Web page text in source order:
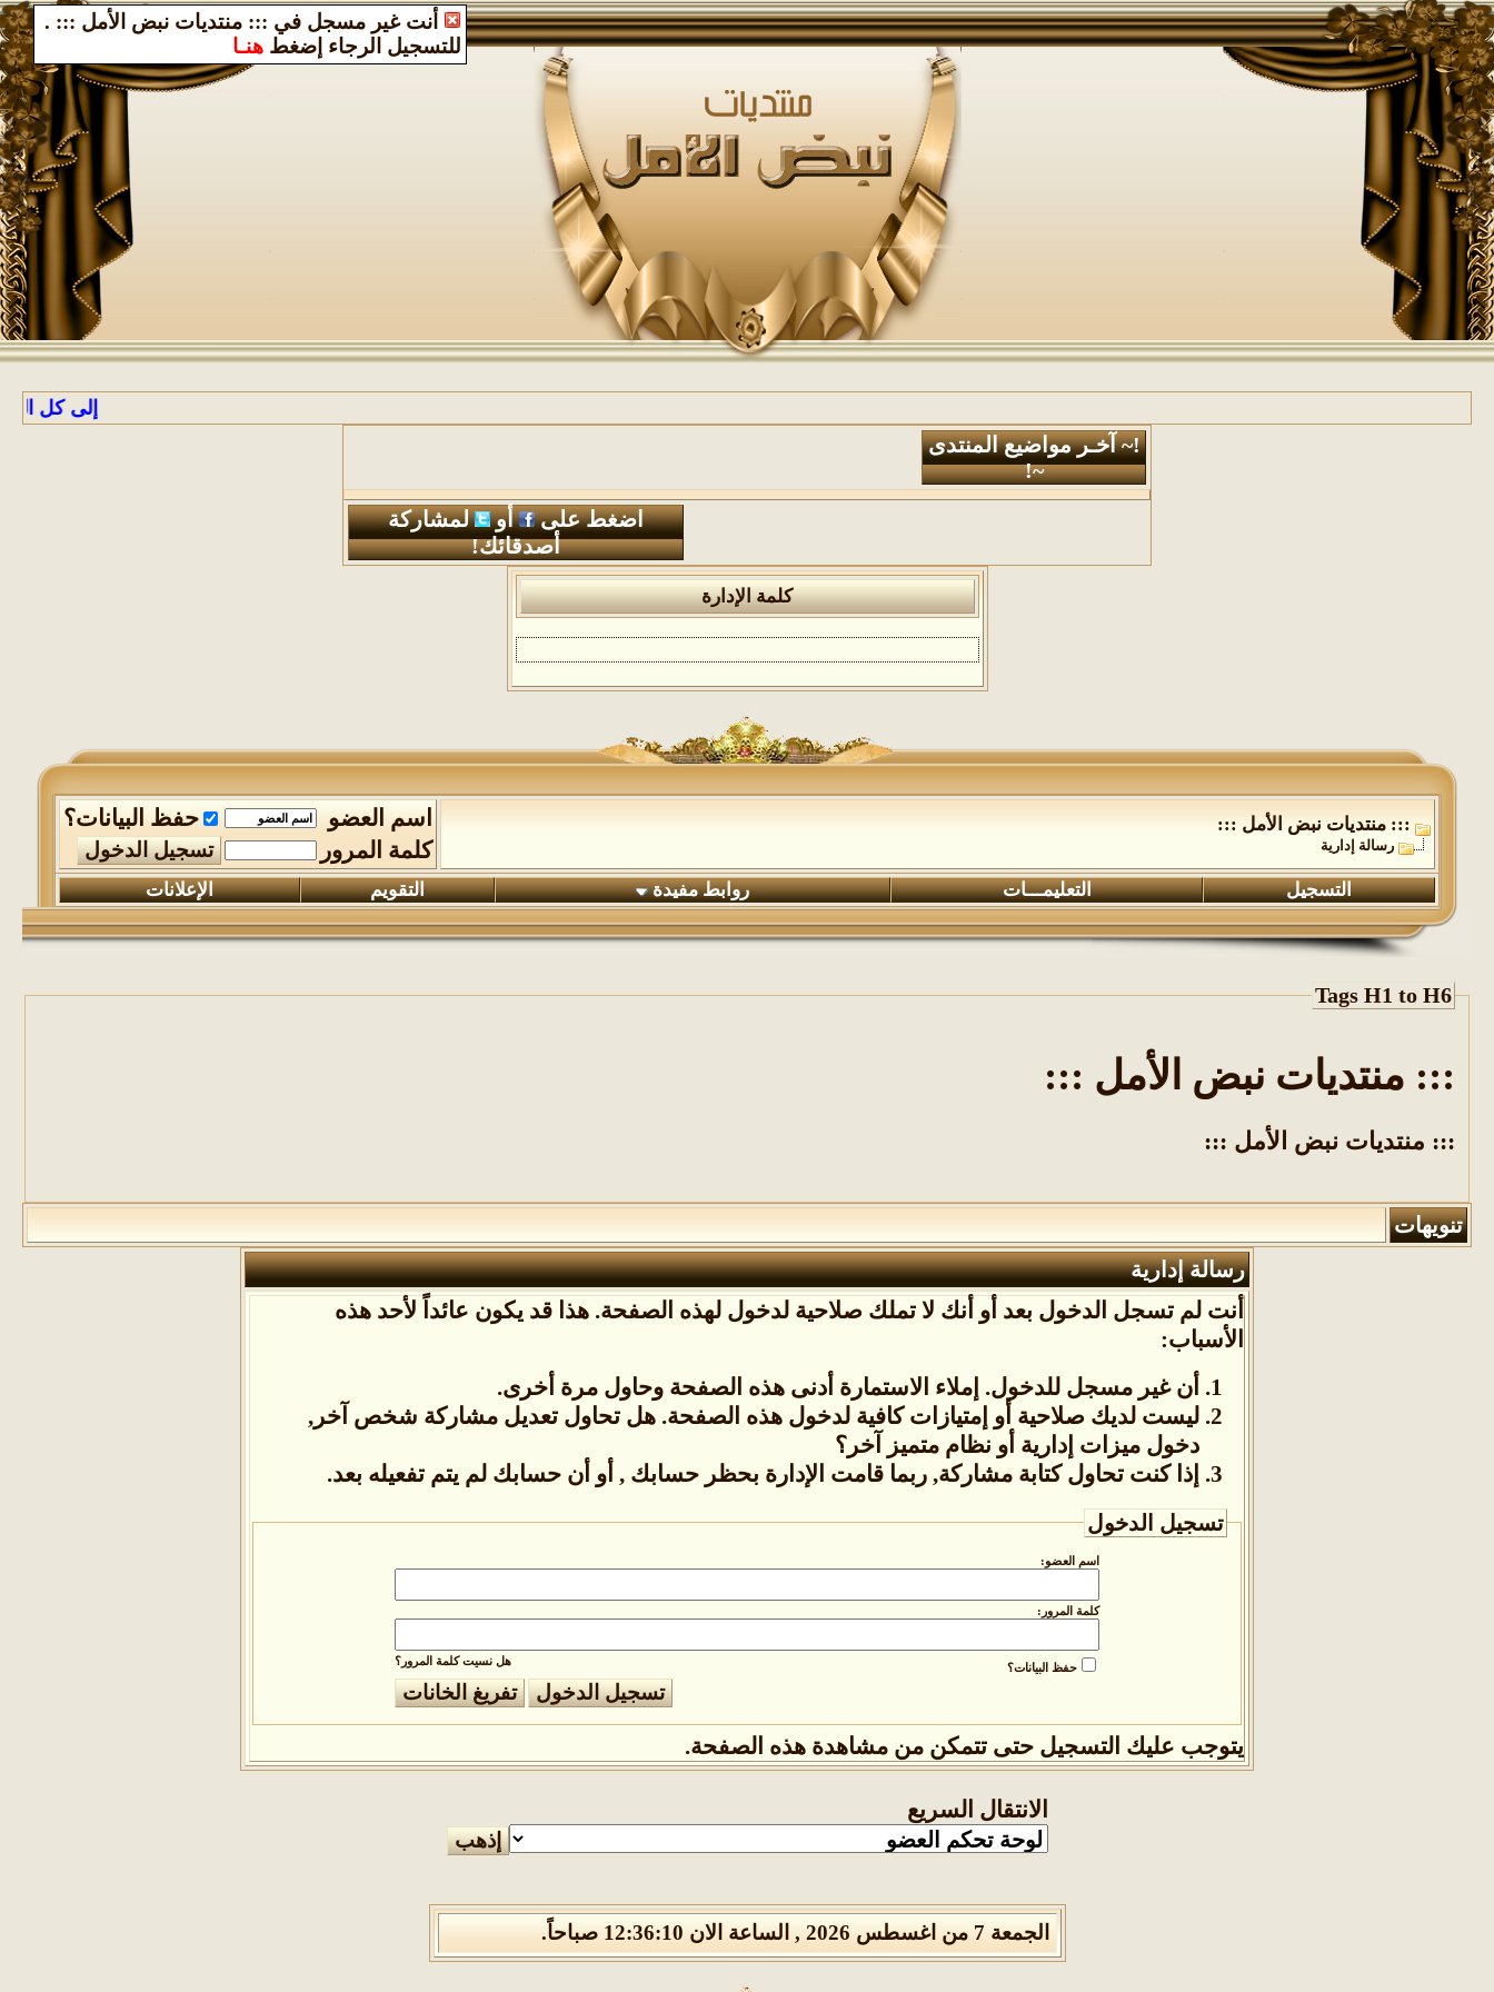
أنت غير مسجل في ::: منتديات نبض الأمل ::: .
للتسجيل الرجاء إضغط هنـا
إلى كل
!~ آخـر مواضيع المنتدى
~!
اضغط على
أو
لمشاركة
أصدقائك!
كلمة الإدارة
::: منتديات نبض الأمل :::
رسالة إدارية
اسم العضو
حفظ البيانات؟
كلمة المرور
التسجيل التعليمـــات روابط مفيدة التقويم الإعلانات
Tags H1 to H6
::: منتديات نبض الأمل :::
::: منتديات نبض الأمل :::
تنويهات
رسالة إدارية
أنت لم تسجل الدخول بعد أو أنك لا تملك صلاحية لدخول لهذه الصفحة. هذا قد يكون عائداً لأحد هذه
الأسباب:
أن غير مسجل للدخول. إملاء الاستمارة أدنى هذه الصفحة وحاول مرة أخرى.
ليست لديك صلاحية أو إمتيازات كافية لدخول هذه الصفحة. هل تحاول تعديل مشاركة شخص آخر,
دخول ميزات إدارية أو نظام متميز آخر؟
إذا كنت تحاول كتابة مشاركة, ربما قامت الإدارة بحظر حسابك , أو أن حسابك لم يتم تفعيله بعد.
تسجيل الدخول
اسم العضو:
كلمة المرور:
هل نسيت كلمة المرور؟ حفظ البيانات؟
يتوجب عليك التسجيل حتى تتمكن من مشاهدة هذه الصفحة.
الانتقال السريع
الجمعة 7 من اغسطس 2026 , الساعة الان 12:36:10 صباحاً.